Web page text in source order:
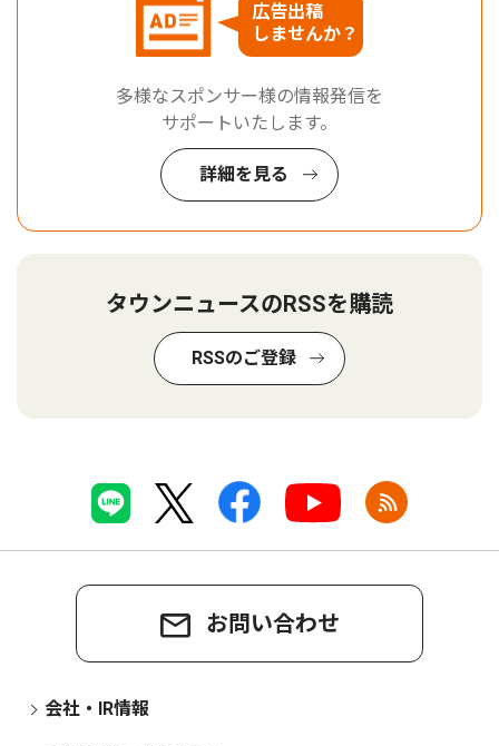
広告出稿
しませんか？
多様なスポンサー様の情報発信を
サポートいたします。
詳細を見る
タウンニュースのRSSを購読
RSSのご登録
お問い合わせ
会社・IR情報